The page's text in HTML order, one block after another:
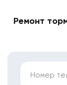
Ремонт
Номер